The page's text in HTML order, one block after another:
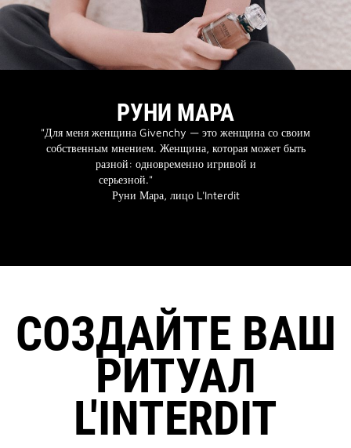
РУНИ МАРА
"Для меня женщина Givenchy — это женщина со своим
собственным мнением. Женщина, которая может быть
разной: одновременно игривой и
серьезной."
Руни Мара, лицо L'Interdit
СОЗДАЙТЕ ВАШ
РИТУАЛ
L'INTERDIT